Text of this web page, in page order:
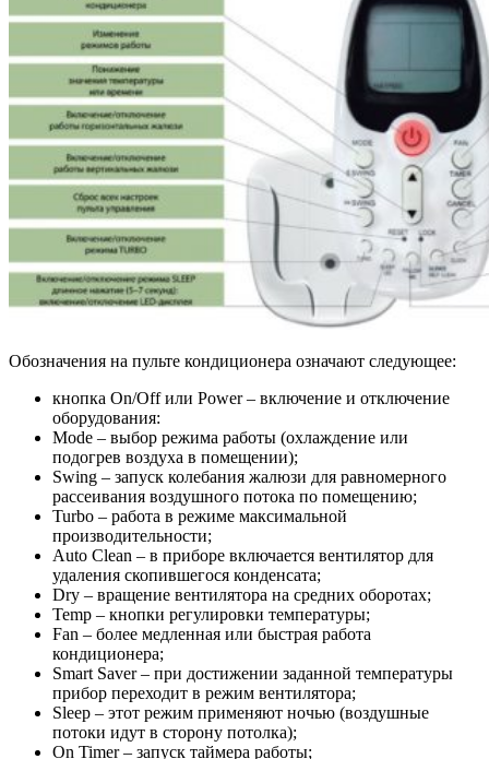
Обозначения на пульте кондиционера означают следующее:
кнопка Оn/Оff или Power – включение и отключение
оборудования:
Mode – выбор режима работы (охлаждение или
подогрев воздуха в помещении);
Swing – запуск колебания жалюзи для равномерного
рассеивания воздушного потока по помещению;
Turbo – работа в режиме максимальной
производительности;
Auto Clean – в приборе включается вентилятор для
удаления скопившегося конденсата;
Dry – вращение вентилятора на средних оборотах;
Temp – кнопки регулировки температуры;
Fan – более медленная или быстрая работа
кондиционера;
Smart Saver – при достижении заданной температуры
прибор переходит в режим вентилятора;
Sleep – этот режим применяют ночью (воздушные
потоки идут в сторону потолка);
On Timer – запуск таймера работы;